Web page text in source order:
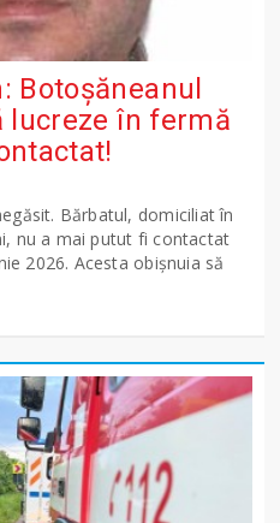
Botoșăneanul
lucreze în fermă
Bărbatul, domiciliat în
nu a mai putut fi contactat
2026. Acesta obișnuia să